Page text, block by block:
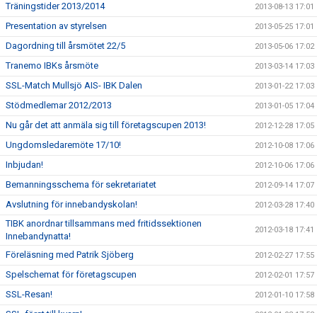
Träningstider 2013/2014 2013-08-13 17:01
Presentation av styrelsen 2013-05-25 17:01
Dagordning till årsmötet 22/5 2013-05-06 17:02
Tranemo IBKs årsmöte 2013-03-14 17:03
SSL-Match Mullsjö AIS- IBK Dalen 2013-01-22 17:03
Stödmedlemar 2012/2013 2013-01-05 17:04
Nu går det att anmäla sig till företagscupen 2013! 2012-12-28 17:05
Ungdomsledaremöte 17/10! 2012-10-08 17:06
Inbjudan! 2012-10-06 17:06
Bemanningsschema för sekretariatet 2012-09-14 17:07
Avslutning för innebandyskolan! 2012-03-28 17:40
TIBK anordnar tillsammans med fritidssektionen
Innebandynatta!
2012-03-18 17:41
Föreläsning med Patrik Sjöberg 2012-02-27 17:55
Spelschemat för företagscupen 2012-02-01 17:57
SSL-Resan! 2012-01-10 17:58